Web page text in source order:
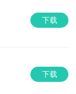
下载
下载